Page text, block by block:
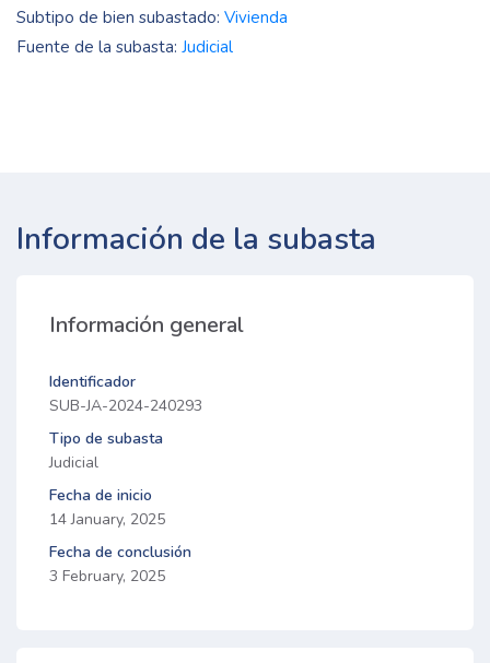
Subtipo de bien subastado: Vivienda
Fuente de la subasta: Judicial
Información de la subasta
Información general
Identificador
SUB-JA-2024-240293
Tipo de subasta
Judicial
Fecha de inicio
14 January, 2025
Fecha de conclusión
3 February, 2025